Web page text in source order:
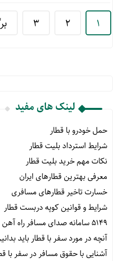
1
2
3
لینک های مفید
حمل خودرو با قطار
شرایط استرداد بلیت قطار
نکات مهم خرید بلیت قطار
معرفی بهترین قطارهای ایران
خسارت تاخیر قطارهای مسافری
شرایط و قوانین کوپه دربست قطار
۵۱۴۹ سامانه صدای مسافر راه آهن
آنچه در مورد سفر با قطار باید
آشنایی با حقوق مسافر در سفر با